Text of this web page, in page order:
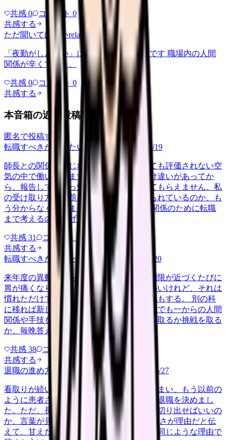
共感 0 コメント 0
共感する
ただ聞いてほしいrelationships2026/6/13
「夜勤がしんどい」について相談したいです 職場内の人間
関係が辛くて、、、
共感 0 コメント 0
共感する
本音箱の近い投稿
匿名で投稿する
転職すべきか知りたい
ningen-kankei 2026/6/19
師長との関係がこじれてしまい、何をしても評価されない空
気の中で働いています。一度ボタンの掛け違いがあってか
ら、報告しても素っ気なく、相談も聞いてもらえません。私
の受け取り方の問題なのか、本当に避けられているのか、も
う分からなくなりました。 この一人との関係のために転職
まで考えるのは大げさかとも思う…
共感 31 コメント 2
共感する
転職すべきか知りたい career-growth 2026/5/20
来年度の異動希望を出すかどうか、提出期限が近づくたびに
胃が痛くなります。今の病棟は居心地はいいけれど、それは
慣れただけで成長しているわけじゃない気もする。 別の科
に移れば新しい刺激があるかもしれない。でも一からの人間
関係や手技を考えると足がすくむ。安定を取るか挑戦を取る
か、毎晩答えの出ない自問自答…
共感 38 コメント
共感する
退職の進め方を知りたい patient-family 2026/6/27
看取りが続いた数か月で心がすり切れてしまい、もう以前の
ように患者さんと向き合える自信がなく、退職を決めまし
た。ただ、長く育ててもらった師長にどう切り出せばいいの
か、言葉が見つかりません。 看取りのつらさが理由だと伝
えて、甘えだと思われないかも不安です。同じような理由で